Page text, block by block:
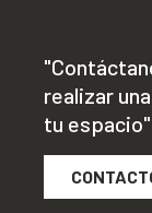
realizar
tu espacio"